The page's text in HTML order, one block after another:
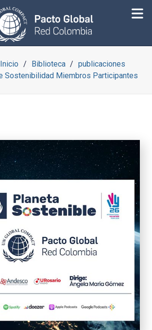
Inicio Biblioteca
publicaciones
Sostenibilidad Miembros Participantes